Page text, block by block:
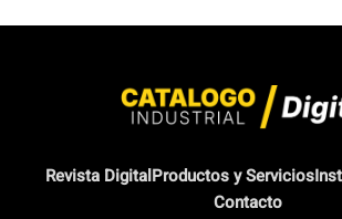
Revista DigitalProductos y Servicios
Contacto